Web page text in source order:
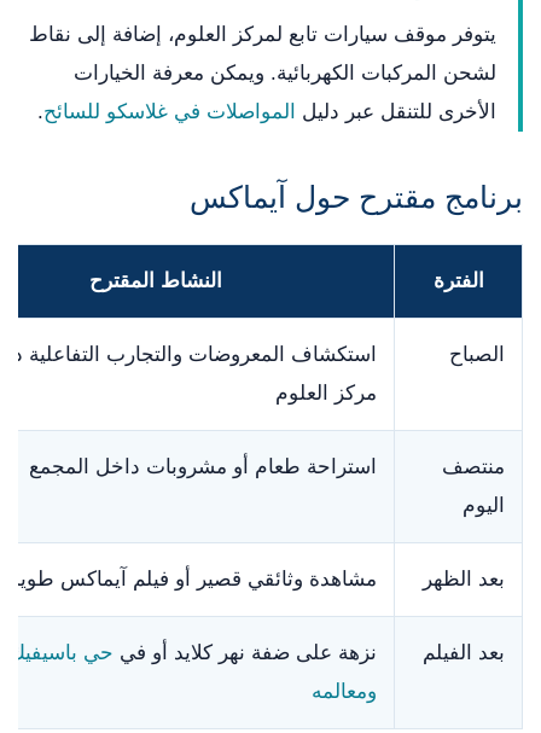
يتوفر موقف سيارات تابع لمركز العلوم، إضافة إلى نقاط
لشحن المركبات الكهربائية. ويمكن معرفة الخيارات
الأخرى للتنقل عبر دليل
المواصلات في غلاسكو للسائح.
برنامج مقترح حول آيماكس
الفترة النشاط المقترح
الصباح
استكشاف المعروضات والتجارب التفاعلية
مركز العلوم
منتصف
اليوم
استراحة طعام أو مشروبات داخل المجمع
بعد الظهر مشاهدة وثائقي قصير أو فيلم آيماكس طويل
بعد الفيلم نزهة على ضفة نهر كلايد أو في حي باسيفيك
ومعالمه